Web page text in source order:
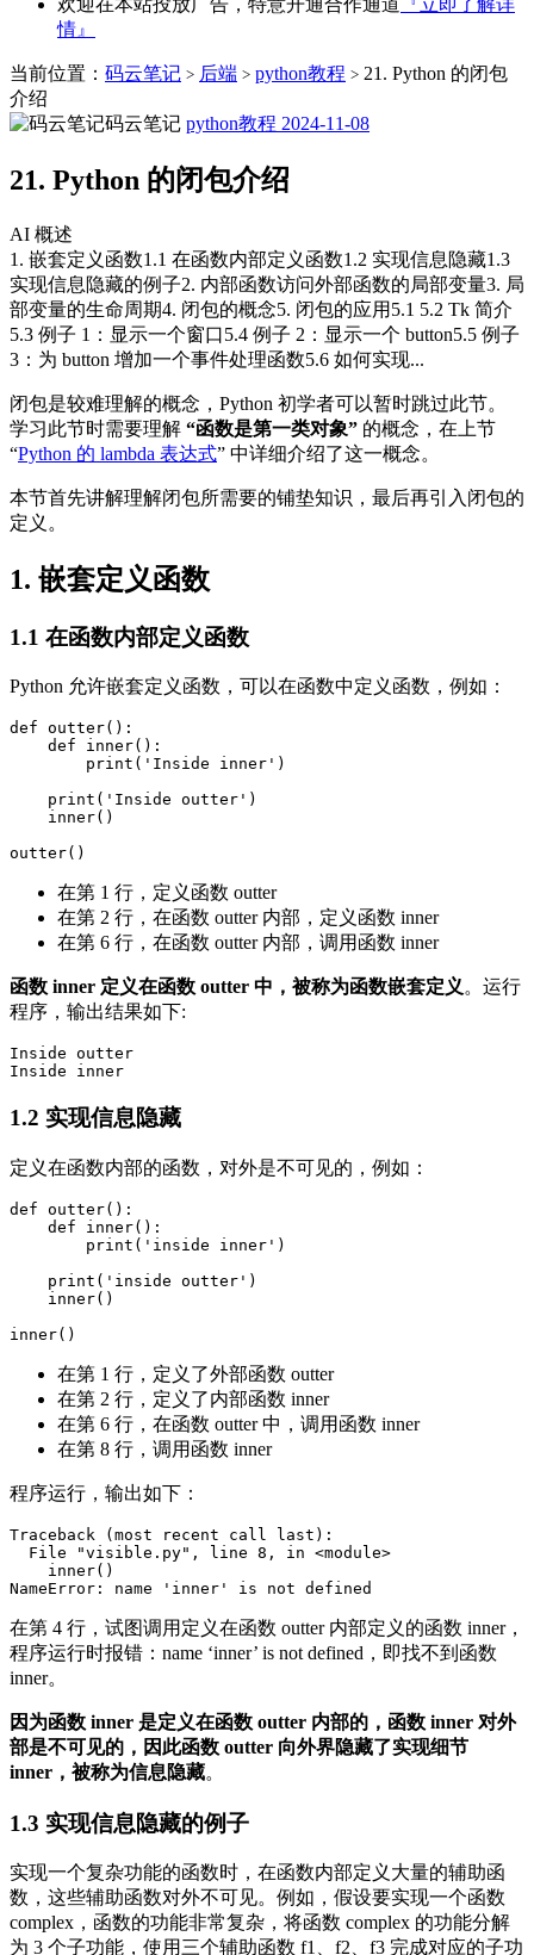
欢迎在本站投放广告，特意开通合作通道 『立即了解详
情』
当前位置： 码云笔记 > 后端 > python教程 > 21. Python 的闭包
介绍
码云笔记 python教程 2024-11-08
21. Python 的闭包介绍
AI 概述
1. 嵌套定义函数1.1 在函数内部定义函数1.2 实现信息隐藏1.3
实现信息隐藏的例子2. 内部函数访问外部函数的局部变量3. 局
部变量的生命周期4. 闭包的概念5. 闭包的应用5.1 5.2 Tk 简介
5.3 例子 1：显示一个窗口5.4 例子 2：显示一个 button5.5 例子
3：为 button 增加一个事件处理函数5.6 如何实现...
闭包是较难理解的概念，Python 初学者可以暂时跳过此节。
学习此节时需要理解 “函数是第一类对象” 的概念，在上节
“Python 的 lambda 表达式” 中详细介绍了这一概念。
本节首先讲解理解闭包所需要的铺垫知识，最后再引入闭包的
定义。
1. 嵌套定义函数
1.1 在函数内部定义函数
Python 允许嵌套定义函数，可以在函数中定义函数，例如：
def outter():
    def inner():
        print('Inside inner')
    print('Inside outter')
    inner()
在第 1 行，定义函数 outter
在第 2 行，在函数 outter 内部，定义函数 inner
在第 6 行，在函数 outter 内部，调用函数 inner
函数 inner 定义在函数 outter 中，被称为函数嵌套定义 。运行
程序，输出结果如下:
Inside outter
1.2 实现信息隐藏
定义在函数内部的函数，对外是不可见的，例如：
def outter():
    def inner():
        print('inside inner')
    print('inside outter')
    inner()
在第 1 行，定义了外部函数 outter
在第 2 行，定义了内部函数 inner
在第 6 行，在函数 outter 中，调用函数 inner
在第 8 行，调用函数 inner
程序运行，输出如下：
Traceback (most recent call last):
  File "visible.py", line 8, in <module>
    inner()
在第 4 行，试图调用定义在函数 outter 内部定义的函数 inner，
程序运行时报错：name ‘inner’ is not defined，即找不到函数
inner。
因为函数 inner 是定义在函数 outter 内部的，函数 inner 对外
部是不可见的，因此函数 outter 向外界隐藏了实现细节
inner，被称为信息隐藏。
1.3 实现信息隐藏的例子
实现一个复杂功能的函数时，在函数内部定义大量的辅助函
数，这些辅助函数对外不可见。例如，假设要实现一个函数
complex，函数的功能非常复杂，将函数 complex 的功能分解
为 3 个子功能，使用三个辅助函数 f1、f2、f3 完成对应的子功